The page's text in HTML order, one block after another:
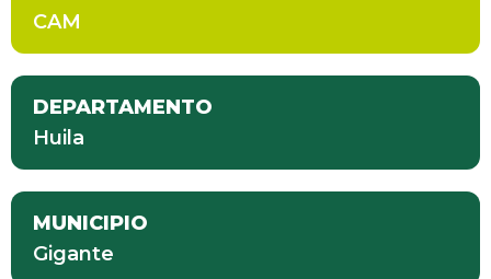
CAM
DEPARTAMENTO
Huila
MUNICIPIO
Gigante